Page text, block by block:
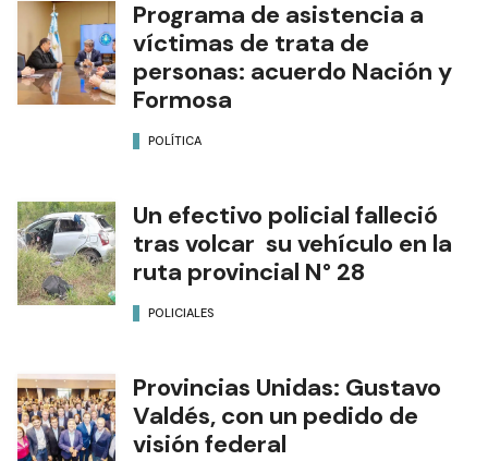
Programa de asistencia a
víctimas de trata de
personas: acuerdo Nación y
Formosa
POLÍTICA
Un efectivo policial falleció
tras volcar su vehículo en la
ruta provincial N° 28
POLICIALES
Provincias Unidas: Gustavo
Valdés, con un pedido de
visión federal